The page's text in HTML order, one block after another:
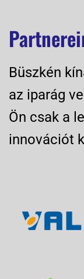
Büszkén
az iparág
Ön csak a
innovációt